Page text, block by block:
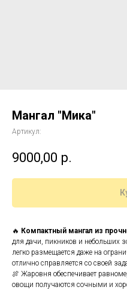
Мангал "Мика"
Артикул:
9000,00 р.
🔥 Компактный мангал из
для дачи, пикников и небольших
легко размещается даже на
отлично справляется со своей
🍖 Жаровня обеспечивает
овощи получаются сочными и